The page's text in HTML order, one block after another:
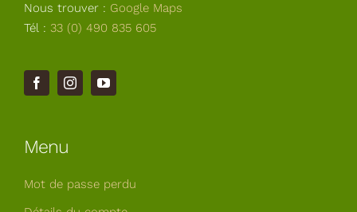
Nous trouver : Google Maps
Tél : 33 (0) 490 835 605
Menu
Mot de passe perdu